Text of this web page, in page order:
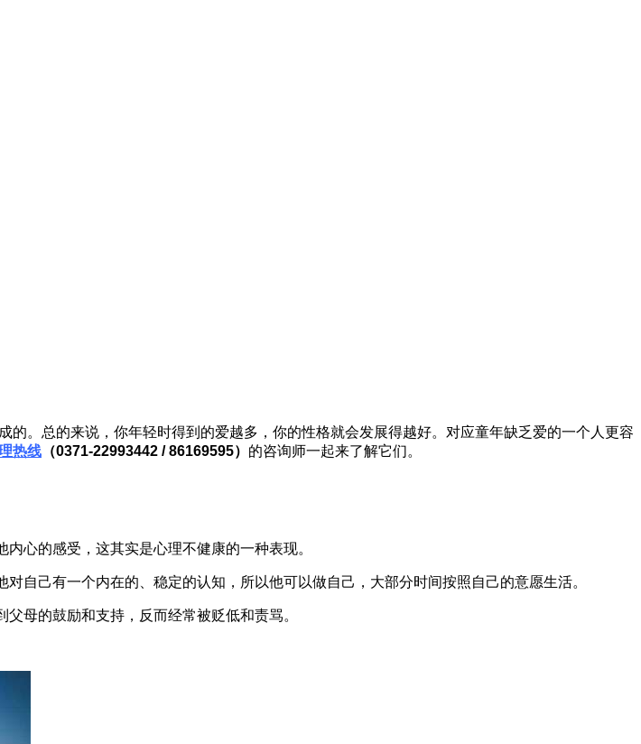
总的来说，你年轻时得到的爱越多，你的性格就会发展得越好。对应童年缺乏爱的一个人更容
热线 （0371-22993442 / 86169595） 的咨询师一起来了解它们。
心的感受，这其实是心理不健康的一种表现。
己有一个内在的、稳定的认知，所以他可以做自己，大部分时间按照自己的意愿生活。
母的鼓励和支持，反而经常被贬低和责骂。